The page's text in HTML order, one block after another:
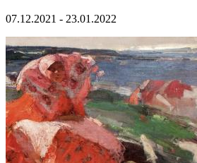
07.12.2021 - 23.01.2022